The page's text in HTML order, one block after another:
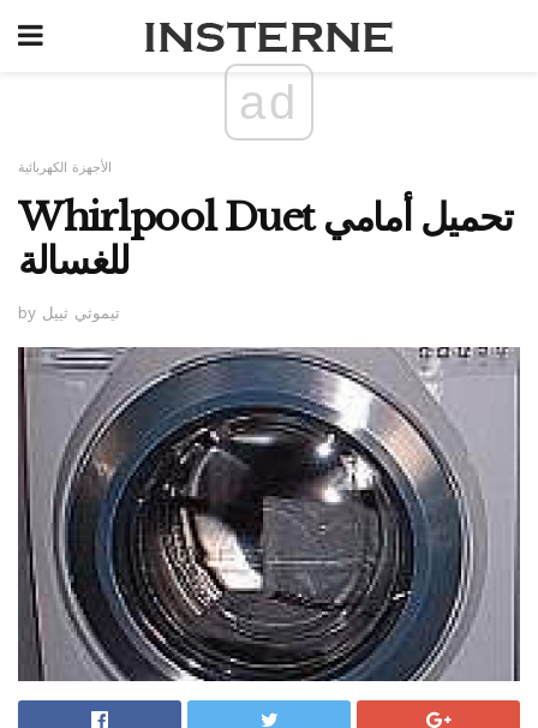
ad
الأجهزة الكهربائية
Whirlpool Duet تحميل أمامي
للغسالة
by تيموثي ثييل